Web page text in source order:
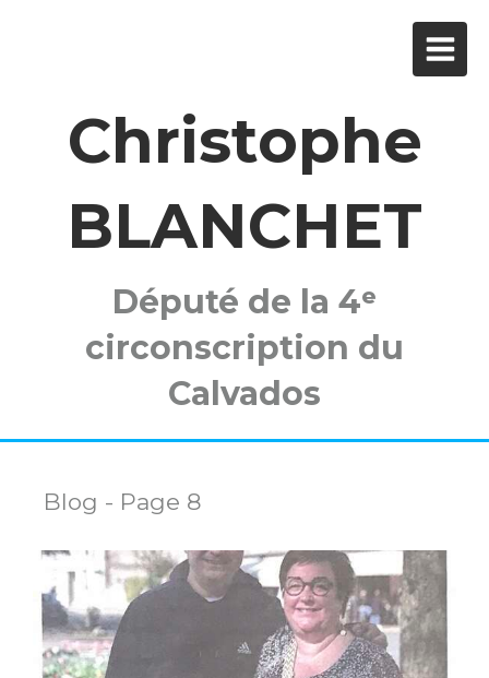
Christophe
BLANCHET
Député de la 4ᵉ
circonscription du
Calvados
Blog - Page 8